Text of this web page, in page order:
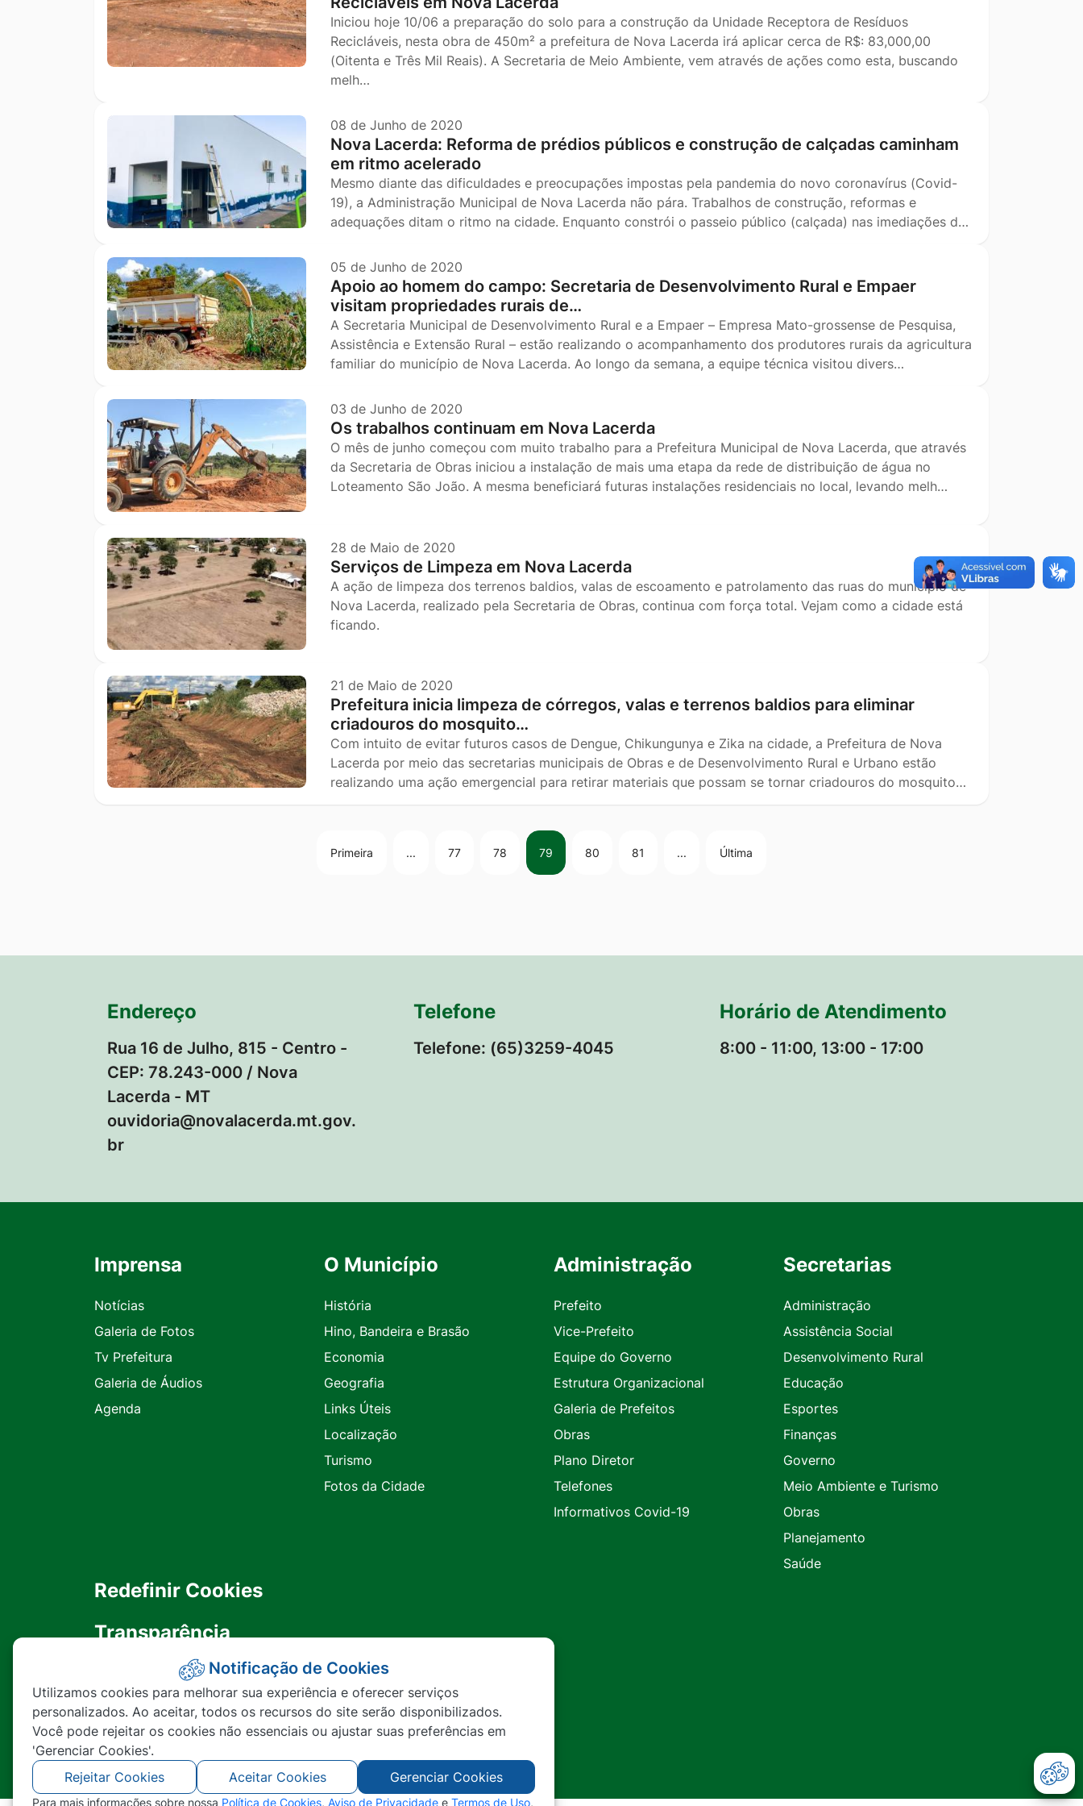
Iniciou hoje 10/06 a preparação do solo para a construção da Unidade Receptora de Resíduos
Recicláveis, nesta obra de 450m² a prefeitura de Nova Lacerda irá aplicar cerca de R$: 83,000,00
(Oitenta e Três Mil Reais). A Secretaria de Meio Ambiente, vem através de ações como esta, buscando
melh…
08 de Junho de 2020
Nova Lacerda: Reforma de prédios públicos e construção de calçadas caminham
em ritmo acelerado
Mesmo diante das dificuldades e preocupações impostas pela pandemia do novo coronavírus (Covid-
19), a Administração Municipal de Nova Lacerda não pára. Trabalhos de construção, reformas e
adequações ditam o ritmo na cidade. Enquanto constrói o passeio público (calçada) nas imediações d…
05 de Junho de 2020
Apoio ao homem do campo: Secretaria de Desenvolvimento Rural e Empaer
visitam propriedades rurais de…
A Secretaria Municipal de Desenvolvimento Rural e a Empaer – Empresa Mato-grossense de Pesquisa,
Assistência e Extensão Rural – estão realizando o acompanhamento dos produtores rurais da agricultura
familiar do município de Nova Lacerda. Ao longo da semana, a equipe técnica visitou divers…
03 de Junho de 2020
Os trabalhos continuam em Nova Lacerda
O mês de junho começou com muito trabalho para a Prefeitura Municipal de Nova Lacerda, que através
da Secretaria de Obras iniciou a instalação de mais uma etapa da rede de distribuição de água no
Loteamento São João. A mesma beneficiará futuras instalações residenciais no local, levando melh…
28 de Maio de 2020
Serviços de Limpeza em Nova Lacerda
A ação de limpeza dos terrenos baldios, valas de escoamento e patrolamento das ruas do município de
Nova Lacerda, realizado pela Secretaria de Obras, continua com força total. Vejam como a cidade está
ficando.
21 de Maio de 2020
Prefeitura inicia limpeza de córregos, valas e terrenos baldios para eliminar
criadouros do mosquito…
Com intuito de evitar futuros casos de Dengue, Chikungunya e Zika na cidade, a Prefeitura de Nova
Lacerda por meio das secretarias municipais de Obras e de Desenvolvimento Rural e Urbano estão
realizando uma ação emergencial para retirar materiais que possam se tornar criadouros do mosquito…
Primeira ... 77 78 79 80 81 ... Última
Endereço
Rua 16 de Julho, 815 - Centro -
CEP: 78.243-000 / Nova
Lacerda - MT
ouvidoria@novalacerda.mt.gov.
br
Telefone
Telefone: (65)3259-4045
Horário de Atendimento
8:00 - 11:00, 13:00 - 17:00
Seção do Rodapé e Contato
Imprensa
Notícias
Galeria de Fotos
Tv Prefeitura
Galeria de Áudios
Agenda
O Município
História
Hino, Bandeira e Brasão
Economia
Geografia
Links Úteis
Localização
Turismo
Fotos da Cidade
Administração
Prefeito
Vice-Prefeito
Equipe do Governo
Estrutura Organizacional
Galeria de Prefeitos
Obras
Plano Diretor
Telefones
Informativos Covid-19
Secretarias
Administração
Assistência Social
Desenvolvimento Rural
Educação
Esportes
Finanças
Governo
Meio Ambiente e Turismo
Obras
Planejamento
Saúde
Redefinir Cookies
Transparência
Ouvidoria
SIC
Notificação de Cookies
Utilizamos cookies para melhorar sua experiência e oferecer serviços
personalizados. Ao aceitar, todos os recursos do site serão disponibilizados.
Você pode rejeitar os cookies não essenciais ou ajustar suas preferências em
'Gerenciar Cookies'.
Rejeitar Cookies
Aceitar Cookies Gerenciar Cookies
Para mais informações sobre nossa Política de Cookies, Aviso de Privacidade e Termos de Uso,